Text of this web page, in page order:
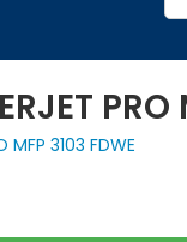
PRO
MFP 3103 FDWE